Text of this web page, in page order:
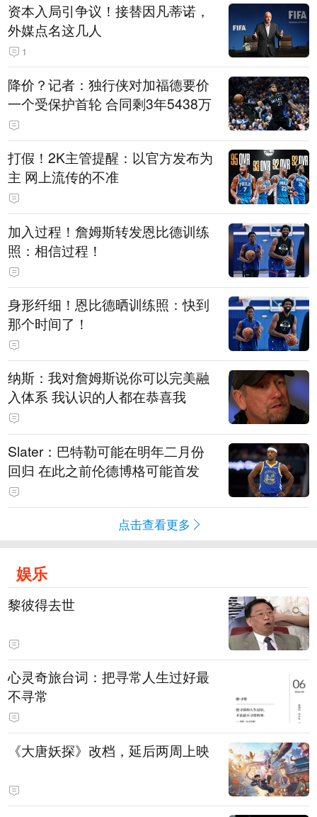
资本入局引争议！接替因凡蒂诺，
外媒点名这几人
1
降价？记者：独行侠对加福德要价
一个受保护首轮 合同剩3年5438万
打假！2K主管提醒：以官方发布为
主 网上流传的不准
加入过程！詹姆斯转发恩比德训练
照：相信过程！
身形纤细！恩比德晒训练照：快到
那个时间了！
纳斯：我对詹姆斯说你可以完美融
入体系 我认识的人都在恭喜我
Slater：巴特勒可能在明年二月份
回归 在此之前伦德博格可能首发
点击查看更多
娱乐
黎彼得去世
心灵奇旅台词：把寻常人生过好最
不寻常
《大唐妖探》改档，延后两周上映